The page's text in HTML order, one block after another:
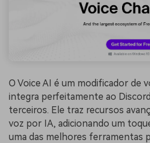
O Voice AI é um modificador de
integra perfeitamente ao
terceiros. Ele traz recursos
voz por IA, adicionando um
uma das melhores ferramentas